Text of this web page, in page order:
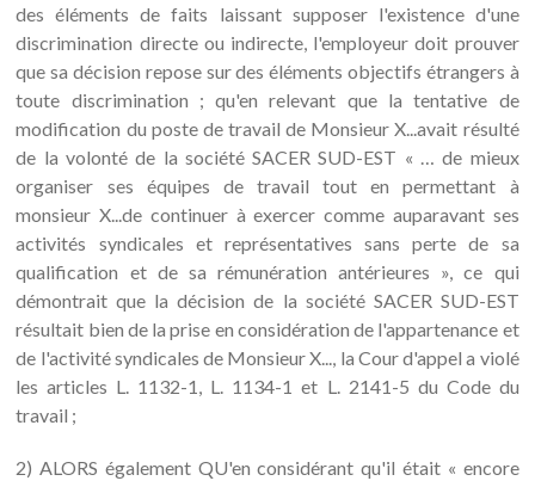
des éléments de faits laissant supposer l'existence d'une
discrimination directe ou indirecte, l'employeur doit prouver
que sa décision repose sur des éléments objectifs étrangers à
toute discrimination ; qu'en relevant que la tentative de
modification du poste de travail de Monsieur X...avait résulté
de la volonté de la société SACER SUD-EST « … de mieux
organiser ses équipes de travail tout en permettant à
monsieur X...de continuer à exercer comme auparavant ses
activités syndicales et représentatives sans perte de sa
qualification et de sa rémunération antérieures », ce qui
démontrait que la décision de la société SACER SUD-EST
résultait bien de la prise en considération de l'appartenance et
de l'activité syndicales de Monsieur X..., la Cour d'appel a violé
les articles L. 1132-1, L. 1134-1 et L. 2141-5 du Code du
travail ;
2) ALORS également QU'en considérant qu'il était « encore